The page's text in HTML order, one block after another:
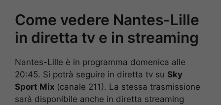
Come vedere Nantes-Lille
in diretta tv e in streaming
Nantes-Lille è in programma domenica alle
20:45. Si potrà seguire in diretta tv su Sky
Sport Mix (canale 211). La stessa trasmissione
sarà disponibile anche in diretta streaming